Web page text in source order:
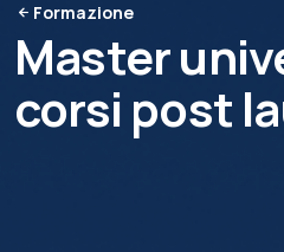
Formazione
Master
corsi post